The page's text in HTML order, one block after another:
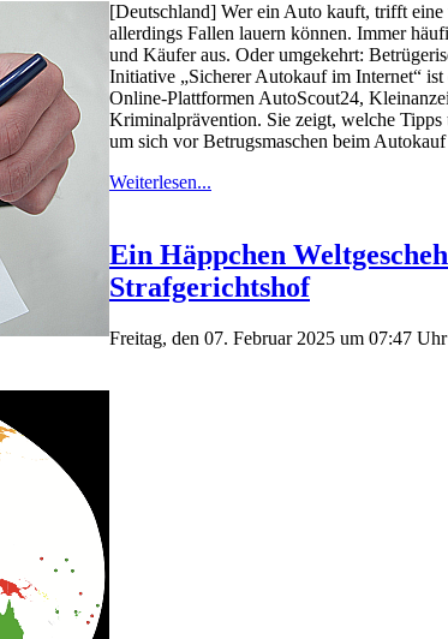
[Deutschland] Wer ein Auto kauft, trifft
allerdings Fallen lauern können. Immer
und Käufer aus. Oder umgekehrt:
Initiative „Sicherer Autokauf im Internet“
Online-Plattformen AutoScout24,
Kriminalprävention. Sie zeigt, welche
um sich vor Betrugsmaschen beim
Weiterlesen...
Ein Häppchen
Strafgerichtshof
Freitag, den 07. Februar 2025 um 07:47 Uhr